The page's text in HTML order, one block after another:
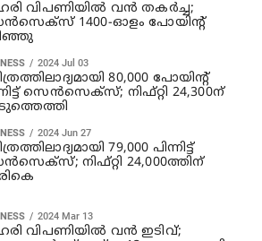
വിപണിയില്‍ വന്‍ തകര്‍ച്ച;
1400-ഓളം പോയിന്റ്
2024 Jul 03
80,000 പോയിന്റ്
സെന്‍സെക്സ്; നിഫ്റ്റി 24,300ന്
2024 Jun 27
79,000 പിന്നിട്ട്
നിഫ്റ്റി 24,000ത്തിന്
2024 Mar 13
വിപണിയിൽ വൻ ഇടിവ്;